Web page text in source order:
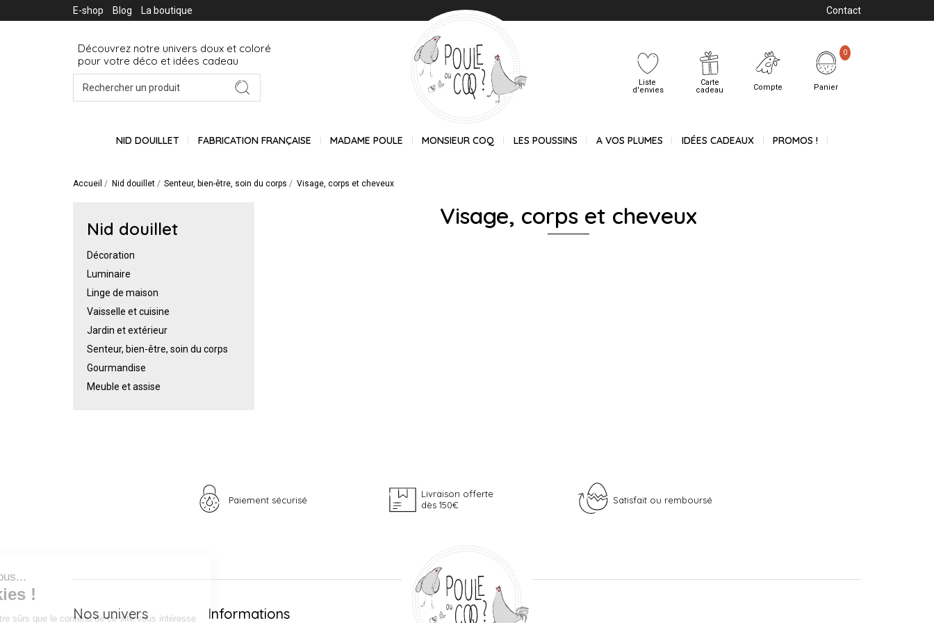
E-shop Blog La boutique Contact
Découvrez notre univers doux et coloré
pour votre déco et idées cadeau
Liste
d'envies
Carte
cadeau
Compte Panier
0
NID DOUILLET FABRICATION FRANÇAISE MADAME POULE MONSIEUR COQ LES POUSSINS A VOS PLUMES IDÉES CADEAUX PROMOS !
Accueil Nid douillet Senteur, bien-être, soin du corps Visage, corps et cheveux
Nid douillet
Décoration
Luminaire
Linge de maison
Vaisselle et cuisine
Jardin et extérieur
Senteur, bien-être, soin du corps
Gourmandise
Meuble et assise
Visage, corps et cheveux
Paiement sécurisé
Livraison offerte
dès 150€
Satisfait ou remboursé
Nos univers Informations
Salut c'est nous...
les Cookies !
On a attendu d'être sûrs que le contenu de ce site vous intéresse